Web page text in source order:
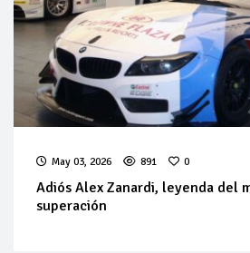
May 03, 2026 891 0
Adiós Alex Zanardi, leyenda del
superación